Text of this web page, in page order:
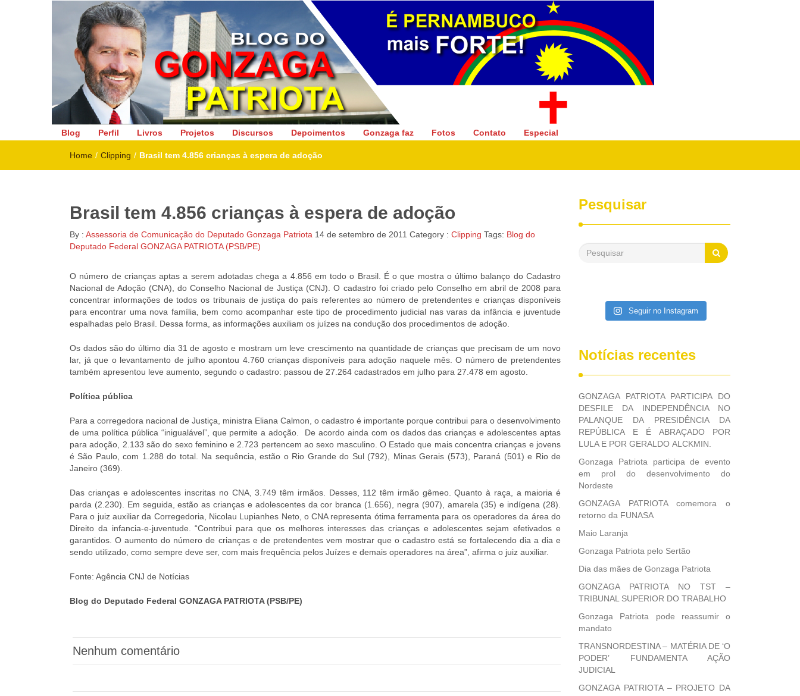
Gonzaga Patriota
Deputado Federal
Blog Perfil Livros Projetos Discursos Depoimentos Gonzaga faz Fotos Contato Especial
Home / Clipping / Brasil tem 4.856 crianças à espera de adoção
Brasil tem 4.856 crianças à espera de adoção
By : Assessoria de Comunicação do Deputado Gonzaga Patriota 14 de setembro de 2011 Category : Clipping Tags: Blog do
Deputado Federal GONZAGA PATRIOTA (PSB/PE)
O número de crianças aptas a serem adotadas chega a 4.856 em todo o Brasil. É o que mostra o último balanço do Cadastro
Nacional de Adoção (CNA), do Conselho Nacional de Justiça (CNJ). O cadastro foi criado pelo Conselho em abril de 2008 para
concentrar informações de todos os tribunais de justiça do país referentes ao número de pretendentes e crianças disponíveis
para encontrar uma nova família, bem como acompanhar este tipo de procedimento judicial nas varas da infância e juventude
espalhadas pelo Brasil. Dessa forma, as informações auxiliam os juízes na condução dos procedimentos de adoção.
Os dados são do último dia 31 de agosto e mostram um leve crescimento na quantidade de crianças que precisam de um novo
lar, já que o levantamento de julho apontou 4.760 crianças disponíveis para adoção naquele mês. O número de pretendentes
também apresentou leve aumento, segundo o cadastro: passou de 27.264 cadastrados em julho para 27.478 em agosto.
Política pública
Para a corregedora nacional de Justiça, ministra Eliana Calmon, o cadastro é importante porque contribui para o desenvolvimento
de uma política pública “inigualável”, que permite a adoção. De acordo ainda com os dados das crianças e adolescentes aptas
para adoção, 2.133 são do sexo feminino e 2.723 pertencem ao sexo masculino. O Estado que mais concentra crianças e jovens
é São Paulo, com 1.288 do total. Na sequência, estão o Rio Grande do Sul (792), Minas Gerais (573), Paraná (501) e Rio de
Janeiro (369).
Das crianças e adolescentes inscritas no CNA, 3.749 têm irmãos. Desses, 112 têm irmão gêmeo. Quanto à raça, a maioria é
parda (2.230). Em seguida, estão as crianças e adolescentes da cor branca (1.656), negra (907), amarela (35) e indígena (28).
Para o juiz auxiliar da Corregedoria, Nicolau Lupianhes Neto, o CNA representa ótima ferramenta para os operadores da área do
Direito da infancia-e-juventude. “Contribui para que os melhores interesses das crianças e adolescentes sejam efetivados e
garantidos. O aumento do número de crianças e de pretendentes vem mostrar que o cadastro está se fortalecendo dia a dia e
sendo utilizado, como sempre deve ser, com mais frequência pelos Juízes e demais operadores na área”, afirma o juiz auxiliar.
Fonte: Agência CNJ de Notícias
Blog do Deputado Federal GONZAGA PATRIOTA (PSB/PE)
Nenhum comentário
Pesquisar
Seguir no Instagram
Notícias recentes
GONZAGA PATRIOTA PARTICIPA DO
DESFILE DA INDEPENDÊNCIA NO
PALANQUE DA PRESIDÊNCIA DA
REPÚBLICA E É ABRAÇADO POR
LULA E POR GERALDO ALCKMIN.
Gonzaga Patriota participa de evento
em prol do desenvolvimento do
Nordeste
GONZAGA PATRIOTA comemora o
retorno da FUNASA
Maio Laranja
Gonzaga Patriota pelo Sertão
Dia das mães de Gonzaga Patriota
GONZAGA PATRIOTA NO TST –
TRIBUNAL SUPERIOR DO TRABALHO
Gonzaga Patriota pode reassumir o
mandato
TRANSNORDESTINA – MATÉRIA DE ‘O
PODER’ FUNDAMENTA AÇÃO
JUDICIAL
GONZAGA PATRIOTA – PROJETO DA